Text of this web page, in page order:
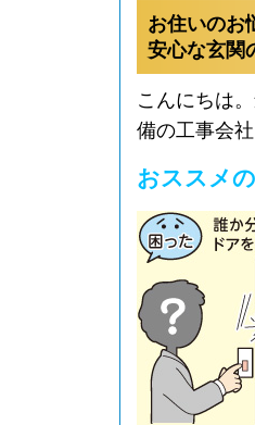
お住いのお
安心な玄関
こんにちは
備の工事会
おススメ